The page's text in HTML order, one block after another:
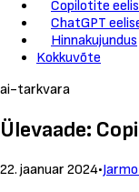
Copilotite
ChatGPT
Hinnakujundus
Kokkuvõte
ai-tarkvara
Ülevaade:
22. jaanuar 2024•